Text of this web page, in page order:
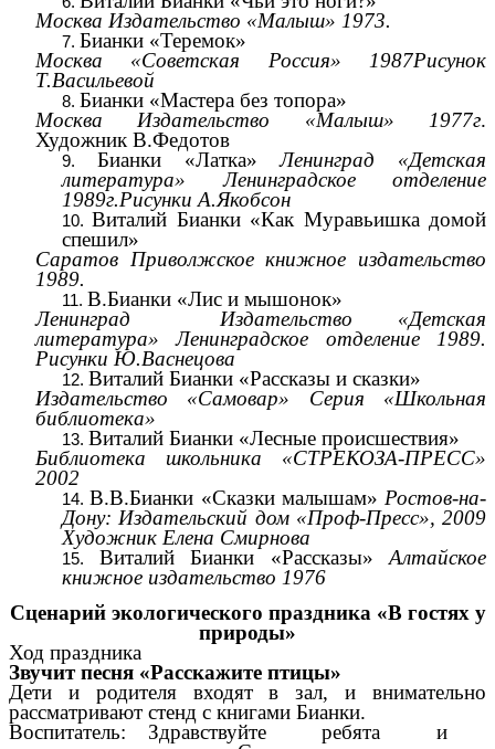
Москва Издательство «Малыш» 1973.
Бианки «Теремок»
Москва «Советская Россия» 1987Рисунок
Т.Васильевой
Бианки «Мастера без топора»
Москва Издательство «Малыш» 1977г.
Художник В.Федотов
Бианки «Латка»Ленинград «Детская
литература» Ленинградское отделение
1989г.Рисунки А.Якобсон
Виталий Бианки «Как Муравьишка домой
спешил»
Саратов Приволжское книжное издательство
1989.
В.Бианки «Лис и мышонок»
Ленинград Издательство «Детская
литература» Ленинградское отделение 1989.
Рисунки Ю.Васнецова
Виталий Бианки «Рассказы и сказки»
Издательство «Самовар» Серия «Школьная
библиотека»
Виталий Бианки «Лесные происшествия»
Библиотека школьника «СТРЕКОЗА-ПРЕСС»
2002
В.В.Бианки «Сказки малышам» Ростов-на-
Дону: Издательский дом «Проф-Пресс», 2009
Художник Елена Смирнова
Виталий Бианки «Рассказы» Алтайское
книжное издательство 1976
Сценарий экологического праздника «В гостях у
природы»
Ход праздника
Звучит песня «Расскажите птицы»
Дети и родителя входят в зал, и внимательно
рассматривают стенд с книгами Бианки.
Воспитатель: Здравствуйте ребята и